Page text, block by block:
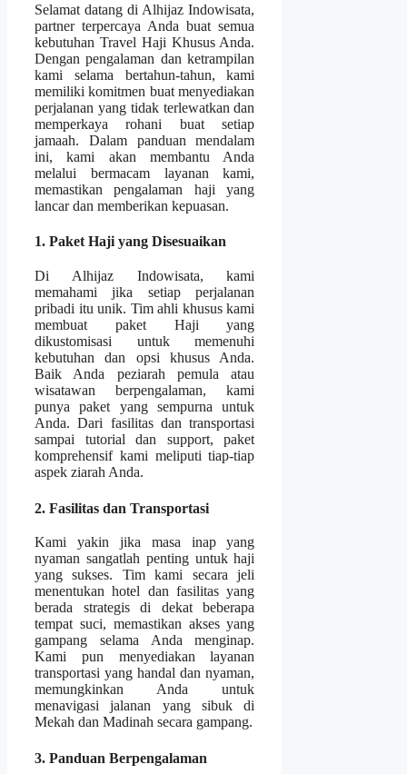
Selamat datang di Alhijaz Indowisata,
partner terpercaya Anda buat semua
kebutuhan Travel Haji Khusus Anda.
Dengan pengalaman dan ketrampilan
kami selama bertahun-tahun, kami
memiliki komitmen buat menyediakan
perjalanan yang tidak terlewatkan dan
memperkaya rohani buat setiap
jamaah. Dalam panduan mendalam
ini, kami akan membantu Anda
melalui bermacam layanan kami,
memastikan pengalaman haji yang
lancar dan memberikan kepuasan.
1. Paket Haji yang Disesuaikan
Di Alhijaz Indowisata, kami
memahami jika setiap perjalanan
pribadi itu unik. Tim ahli khusus kami
membuat paket Haji yang
dikustomisasi untuk memenuhi
kebutuhan dan opsi khusus Anda.
Baik Anda peziarah pemula atau
wisatawan berpengalaman, kami
punya paket yang sempurna untuk
Anda. Dari fasilitas dan transportasi
sampai tutorial dan support, paket
komprehensif kami meliputi tiap-tiap
aspek ziarah Anda.
2. Fasilitas dan Transportasi
Kami yakin jika masa inap yang
nyaman sangatlah penting untuk haji
yang sukses. Tim kami secara jeli
menentukan hotel dan fasilitas yang
berada strategis di dekat beberapa
tempat suci, memastikan akses yang
gampang selama Anda menginap.
Kami pun menyediakan layanan
transportasi yang handal dan nyaman,
memungkinkan Anda untuk
menavigasi jalanan yang sibuk di
Mekah dan Madinah secara gampang.
3. Panduan Berpengalaman